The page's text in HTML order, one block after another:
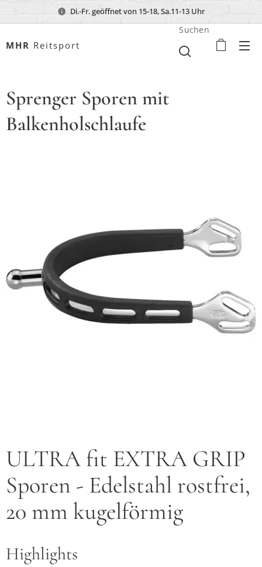
Di.-Fr. geöffnet von 15-18, Sa.11-13 Uhr
MHR Reitsport
Suchen
Sprenger Sporen mit
Balkenholschlaufe
ULTRA fit EXTRA GRIP
Sporen - Edelstahl rostfrei,
20 mm kugelförmig
Highlights